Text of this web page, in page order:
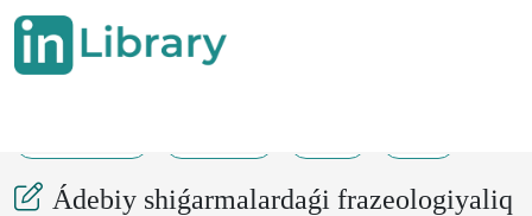
Ádebiy shiǵarmalardaǵi frazeologiyaliq